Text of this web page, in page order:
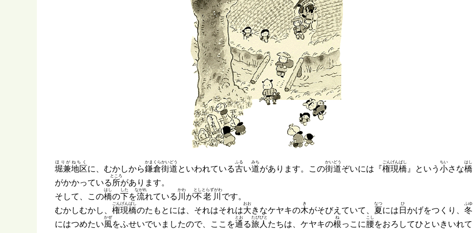
堀兼地区
ほりがねちく
に、むかしから鎌倉街道
かまくらかいどう
といわれている古
ふる
い道
みち
があります。この街道
かいどう
ぞいには『権現橋
ごんげんばし
』という 小
ちい
さな橋
はし
がかかっている 所
ところ
があります。
そして、この橋
はし
の下
した
を流
ながれ
れている 川
かわ
が不老川
としとらずがわ
です。
むかしむかし、 権現橋
ごんげんばし
のたもとには、それはそれは大
おお
きなケヤキの木
き
がそびえていて、 夏
なつ
には 日
ひ
かげをつくり、 冬
ふゆ
にはつめたい風
かぜ
をふせいでいましたので、ここを通
とお
る旅人
たびびと
たちは、ケヤキの根
ね
っこに腰
こし
をおろしてひといきいれて